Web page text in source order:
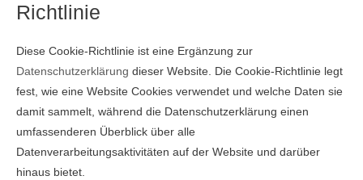
Richtlinie
Diese Cookie-Richtlinie ist eine Ergänzung zur
Datenschutzerklärung dieser Website. Die Cookie-Richtlinie legt
fest, wie eine Website Cookies verwendet und welche Daten sie
damit sammelt, während die Datenschutzerklärung einen
umfassenderen Überblick über alle
Datenverarbeitungsaktivitäten auf der Website und darüber
hinaus bietet.